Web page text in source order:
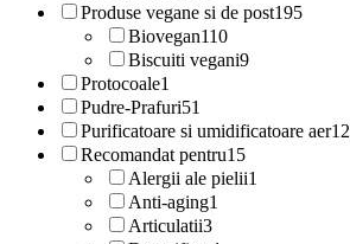
Produse vegane si de post195
Biovegan110
Biscuiti vegani9
Protocoale1
Pudre-Prafuri51
Purificatoare si umidificatoare aer12
Recomandat pentru15
Alergii ale pielii1
Anti-aging1
Articulatii3